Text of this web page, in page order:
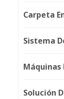
Carpeta
Sistema
Máquinas
Solución